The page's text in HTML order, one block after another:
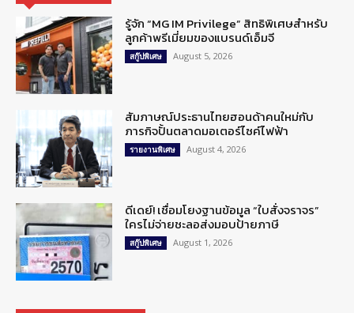
รู้จัก “MG IM Privilege” สิทธิพิเศษสำหรับ
ลูกค้าพรีเมี่ยมของแบรนด์เอ็มจี
สกู๊ปพิเศษ August 5, 2026
สัมภาษณ์ประธานไทยฮอนด้าคนใหม่กับ
ภารกิจปั้นตลาดมอเตอร์ไซค์ไฟฟ้า
รายงานพิเศษ August 4, 2026
ดีเดย์! เชื่อมโยงฐานข้อมูล “ใบสั่งจราจร”
ใครไม่จ่ายชะลอส่งมอบป้ายภาษี
สกู๊ปพิเศษ August 1, 2026